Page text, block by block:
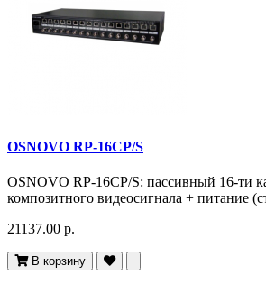
OSNOVO RP-16CP/S
OSNOVO RP-16CP/S: пассивный 16-ти
композитного видеосигнала + питание
21137.00 р.
В корзину